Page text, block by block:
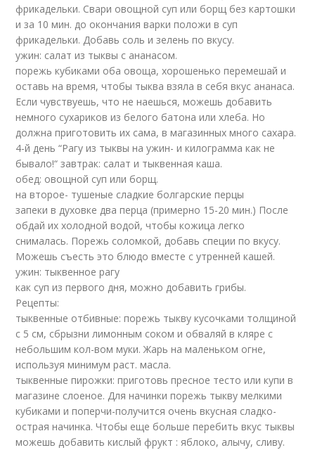
фрикадельки. Свари овощной суп или борщ без картошки
и за 10 мин. до окончания варки положи в суп
фрикадельки. Добавь соль и зелень по вкусу.
ужин: салат из тыквы с ананасом.
порежь кубиками оба овоща, хорошенько перемешай и
оставь на время, чтобы тыква взяла в себя вкус ананаса.
Если чувствуешь, что не наешься, можешь добавить
немного сухариков из белого батона или хлеба. Но
должна приготовить их сама, в магазинных много сахара.
4-й день “Рагу из тыквы на ужин- и килограмма как не
бывало!“ завтрак: салат и тыквенная каша.
обед: овощной суп или борщ.
на второе- тушеные сладкие болгарские перцы
запеки в духовке два перца (примерно 15-20 мин.) После
обдай их холодной водой, чтобы кожица легко
снималась. Порежь соломкой, добавь специи по вкусу.
Можешь съесть это блюдо вместе с утренней кашей.
ужин: тыквенное рагу
как суп из первого дня, можно добавить грибы.
Рецепты:
тыквенные отбивные: порежь тыкву кусочками толщиной
с 5 см, сбрызни лимонным соком и обваляй в кляре с
небольшим кол-вом муки. Жарь на маленьком огне,
используя минимум раст. масла.
тыквенные пирожки: приготовь пресное тесто или купи в
магазине слоеное. Для начинки порежь тыкву мелкими
кубиками и поперчи-получится очень вкусная сладко-
острая начинка. Чтобы еще больше перебить вкус тыквы
можешь добавить кислый фрукт : яблоко, алычу, сливу.